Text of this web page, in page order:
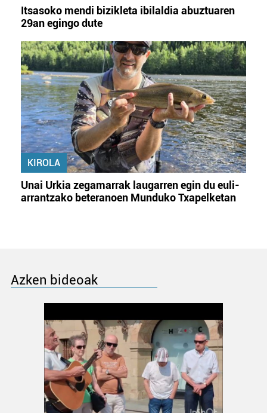
Itsasoko mendi bizikleta ibilaldia abuztuaren
29an egingo dute
KIROLA
Unai Urkia zegamarrak laugarren egin du euli-
arrantzako beteranoen Munduko Txapelketan
Azken bideoak